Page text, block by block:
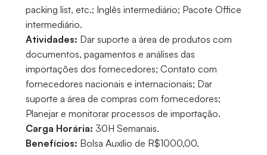
packing list, etc.; Inglês intermediário; Pacote Office
intermediário.
Atividades: Dar suporte a área de produtos com
documentos, pagamentos e análises das
importações dos fornecedores; Contato com
fornecedores nacionais e internacionais; Dar
suporte a área de compras com fornecedores;
Planejar e monitorar processos de importação.
Carga Horária: 30H Semanais.
Benefícios: Bolsa Auxílio de R$1000,00.